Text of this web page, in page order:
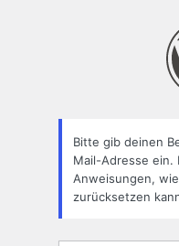
Bitte gib deinen
Mail-Adresse ein.
Anweisungen,
zurücksetzen